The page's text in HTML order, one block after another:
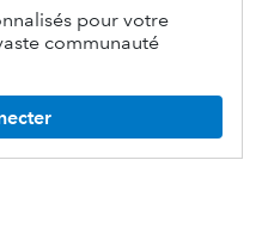
pour votre
communauté